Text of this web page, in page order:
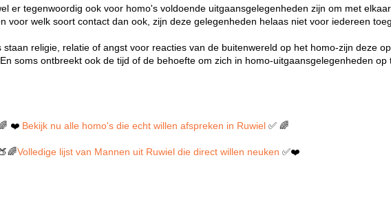
er tegenwoordig ook voor homo's voldoende uitgaansgelegenheden zijn om met
voor welk soort contact dan ook, zijn deze gelegenheden helaas niet voor iedereen
staan religie, relatie of angst voor reacties van de buitenwereld op het homo-zijn deze
soms ontbreekt ook de tijd of de behoefte om zich in homo-uitgaansgelegenheden op
❤️ Bekijk nu alle homo's die echt willen afspreken in Ruwiel ✅ 🌈
Volledige lijst van Mannen uit Ruwiel die direct willen neuken✅❤️